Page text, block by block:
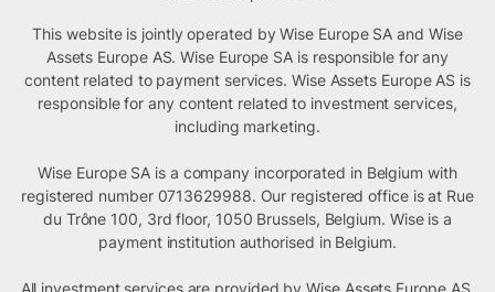
This website is jointly operated by Wise Europe SA and Wise
Assets Europe AS. Wise Europe SA is responsible for any
content related to payment services. Wise Assets Europe AS is
responsible for any content related to investment services,
including marketing.
Wise Europe SA is a company incorporated in Belgium with
registered number 0713629988. Our registered office is at Rue
du Trône 100, 3rd floor, 1050 Brussels, Belgium. Wise is a
payment institution authorised in Belgium.
All investment services are provided by Wise Assets Europe AS,